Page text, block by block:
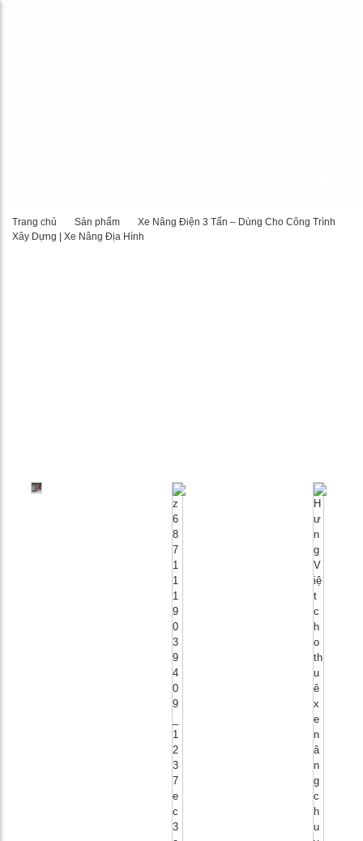
Trang chủ Sản phẩm
Xe Nâng Điện 3 Tấn – Dùng Cho Công Trình
Xây Dựng | Xe Nâng Địa Hình